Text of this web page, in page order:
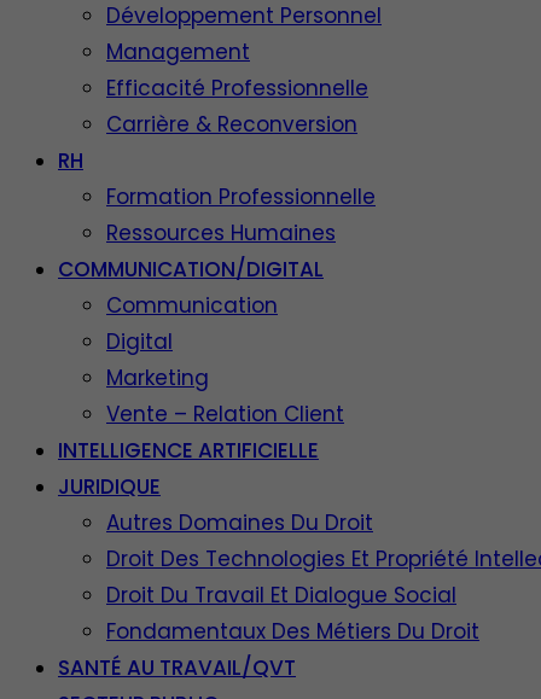
Développement Personnel
Management
Efficacité Professionnelle
Carrière & Reconversion
RH
Formation Professionnelle
Ressources Humaines
COMMUNICATION/DIGITAL
Communication
Digital
Marketing
Vente – Relation Client
INTELLIGENCE ARTIFICIELLE
JURIDIQUE
Autres Domaines Du Droit
Droit Des Technologies Et Propriété
Droit Du Travail Et Dialogue Social
Fondamentaux Des Métiers Du Droit
SANTÉ AU TRAVAIL/QVT